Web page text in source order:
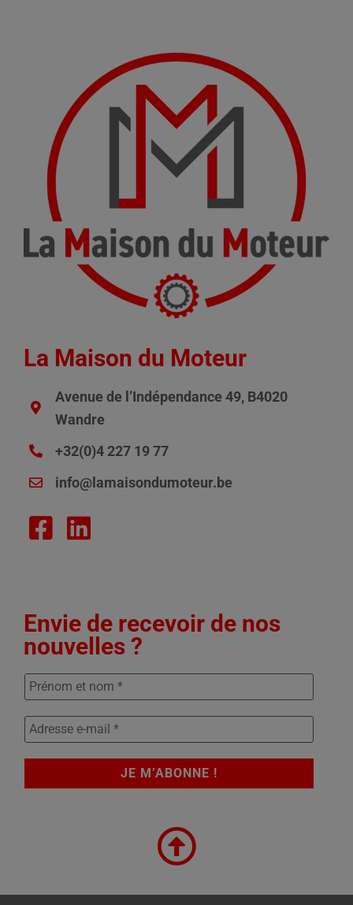
La Maison du Moteur
Avenue de l’Indépendance 49, B4020
Wandre
+32(0)4 227 19 77
info@lamaisondumoteur.be
Envie de recevoir de nos
nouvelles ?